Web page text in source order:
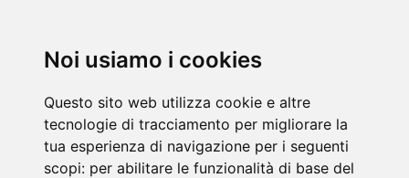
Noi usiamo i cookies
Questo sito web utilizza cookie e altre
tecnologie di tracciamento per migliorare la
tua esperienza di navigazione per i seguenti
scopi: per abilitare le funzionalità di base del